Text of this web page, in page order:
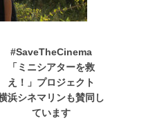
#SaveTheCinema
「ミニシアターを救
え！」プロジェクト
浜シネマリンも賛同し
ています